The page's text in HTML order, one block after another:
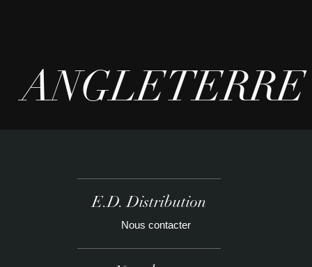
ANGLETERRE
E.D. Distribution
Nous contacter